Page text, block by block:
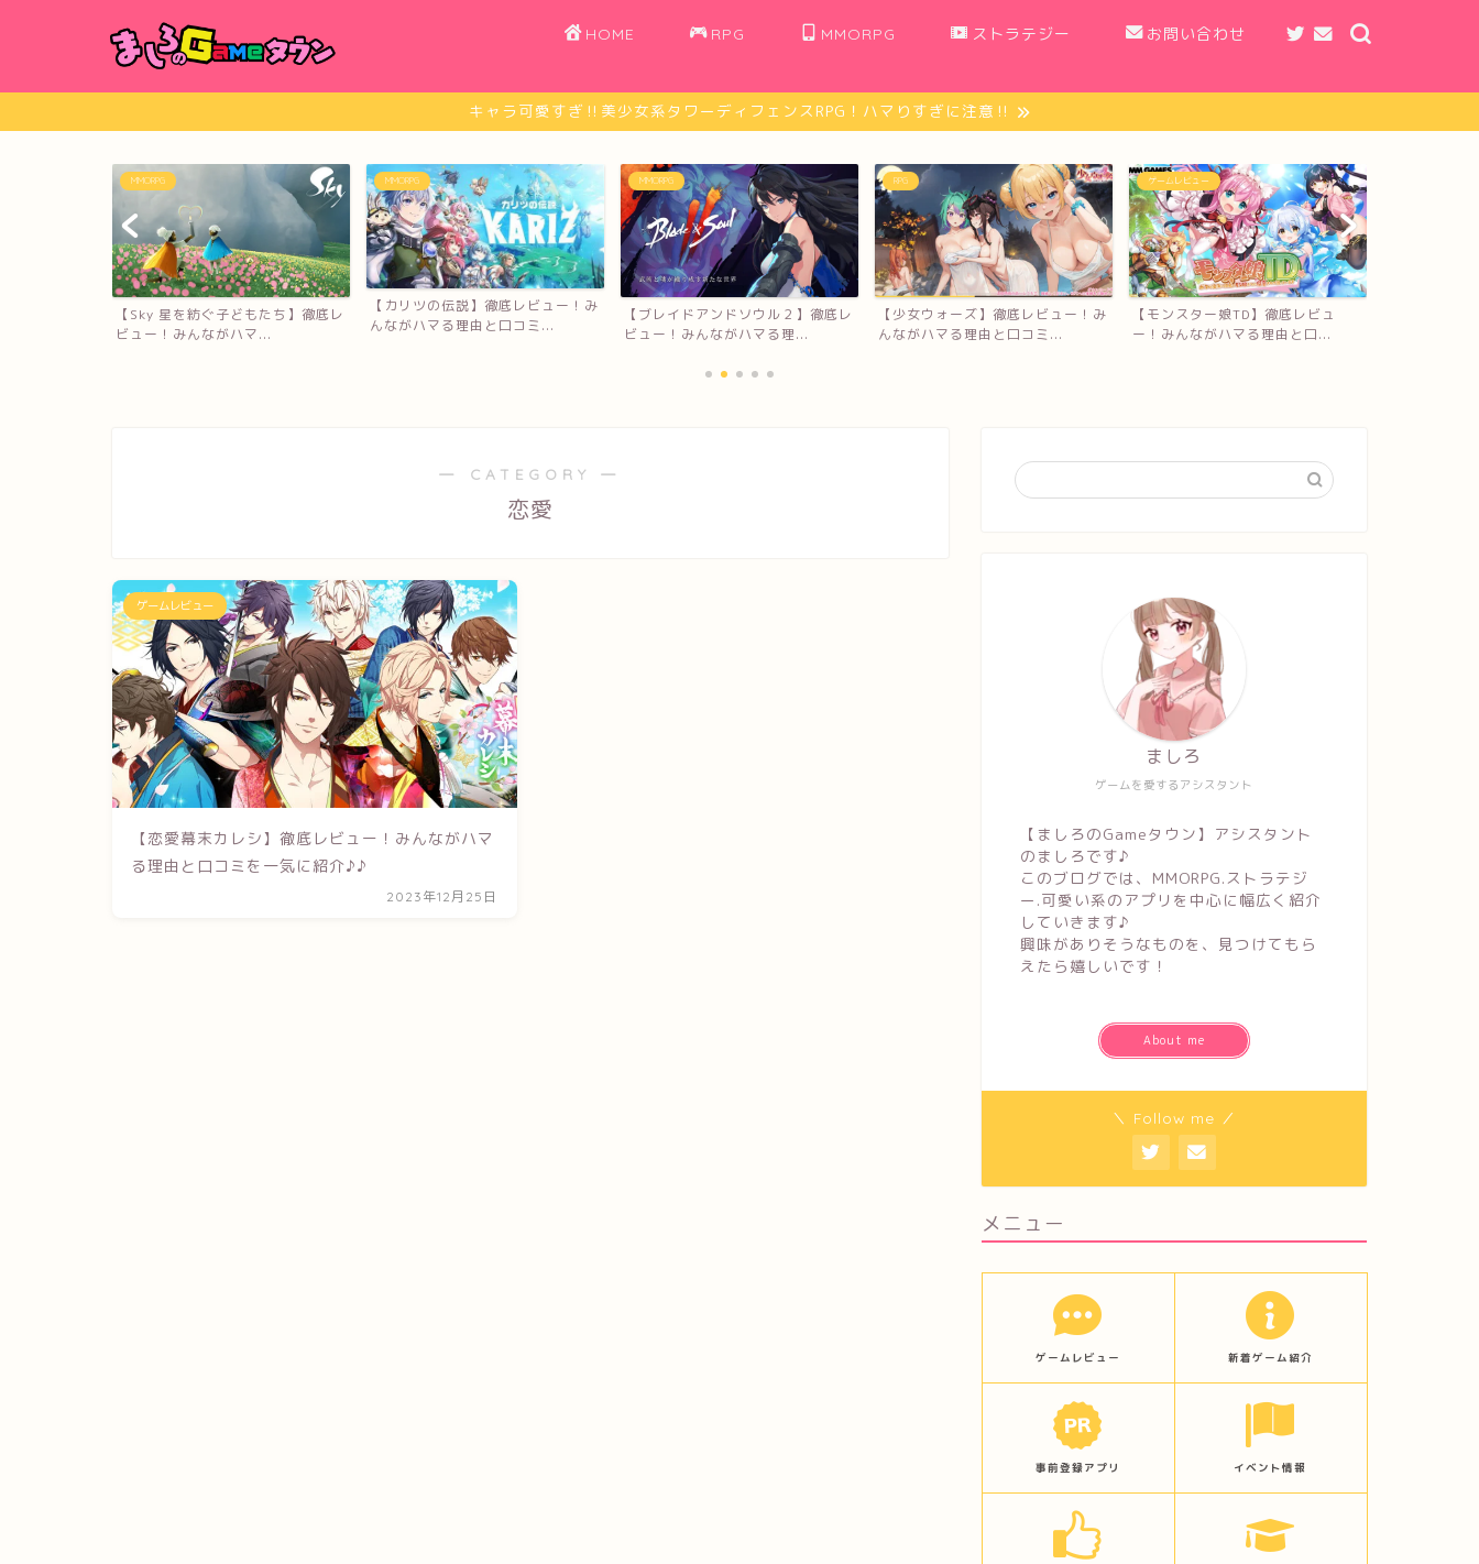
HOME RPG MMORPG ストラテジー お問い合わせ
キャラ可愛すぎ‼︎美少女系タワーディフェンスRPG！ハマりすぎに注意‼︎
MMORPG
【カリツの伝説】徹底レビュー！み
んながハマる理由と口コミ...
MMORPG
【ブレイドアンドソウル２】徹底レ
ビュー！みんながハマる理...
RPG
【少女ウォーズ】徹底レビュー！み
んながハマる理由と口コミ...
ゲームレビュー
【モンスター娘TD】徹底レビュ
ー！みんながハマる理由と口...
MMORPG
【Sky 星を紡ぐ子どもたち】徹底レ
ビュー！みんながハマ...
― CATEGORY ―
恋愛
ゲームレビュー
【恋愛幕末カレシ】徹底レビュー！みんながハマ
る理由と口コミを一気に紹介♪♪
2023年12月25日
ゲームを愛するアシスタント
ましろ
【ましろのGameタウン】アシスタント
のましろです♪
このブログでは、MMORPG.ストラテジ
ー.可愛い系のアプリを中心に幅広く紹介
していきます♪
興味がありそうなものを、見つけてもら
えたら嬉しいです！
About me
＼ Follow me ／
メニュー
ゲームレビュー 新着ゲーム紹介
事前登録アプリ イベント情報